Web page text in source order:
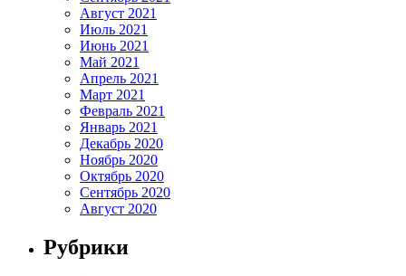
Август 2021
Июль 2021
Июнь 2021
Май 2021
Апрель 2021
Март 2021
Февраль 2021
Январь 2021
Декабрь 2020
Ноябрь 2020
Октябрь 2020
Сентябрь 2020
Август 2020
Рубрики